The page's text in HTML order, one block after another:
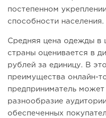
постепенном
способности населения.
Средняя цена одежды в
страны оценивается в
рублей за единицу. В
преимущества онлайн-
предприниматель может
разнообразие
обеспеченных